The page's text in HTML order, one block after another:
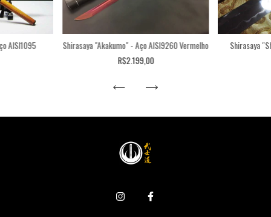
AISI1095
Shirasaya "Akakumo" - Aço AISI9260 Vermelho
R$2.199,00
Shirasaya